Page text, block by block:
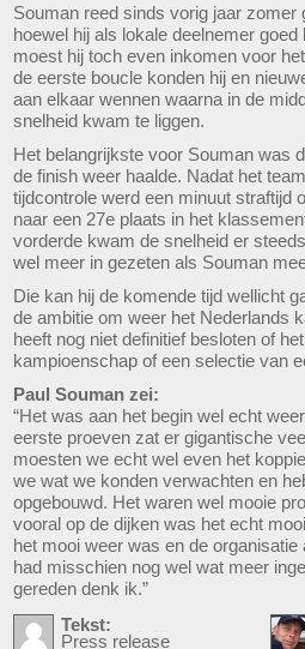
Souman reed sinds vorig jaar zomer
hoewel hij als lokale deelnemer
moest hij toch even inkomen voor
de eerste boucle konden hij en
aan elkaar wennen waarna in de
snelheid kwam te liggen.
Het belangrijkste voor Souman was
de finish weer haalde. Nadat het
tijdcontrole werd een minuut straftijd
naar een 27e plaats in het
vorderde kwam de snelheid er
wel meer in gezeten als Souman
Die kan hij de komende tijd wellicht
de ambitie om weer het Nederlands
heeft nog niet definitief besloten of
kampioenschap of een selectie van
Paul Souman zei:
“Het was aan het begin wel echt
eerste proeven zat er gigantische
moesten we echt wel even het
we wat we konden verwachten en
opgebouwd. Het waren wel mooie
vooral op de dijken was het echt
het mooi weer was en de
had misschien nog wel wat meer
gereden denk ik.”
Tekst:
Press release